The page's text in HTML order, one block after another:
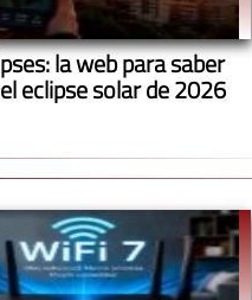
la web para saber
eclipse solar de 2026